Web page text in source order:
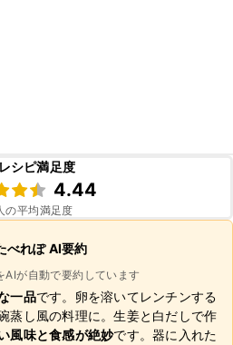
レシピ満足度
4.44
の平均満足度
べれぽ AI要約
AIが自動で要約しています
一品です。卵を溶いてレンチンする
蒸し風の料理に。生姜と白だしで作
風味と食感が絶妙です。器に入れた